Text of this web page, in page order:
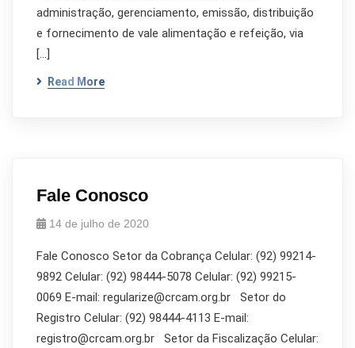
administração, gerenciamento, emissão, distribuição
e fornecimento de vale alimentação e refeição, via
[…]
Read More
Fale Conosco
14 de julho de 2020
Fale Conosco Setor da Cobrança Celular: (92) 99214-
9892 Celular: (92) 98444-5078 Celular: (92) 99215-
0069 E-mail: regularize@crcam.org.br Setor do
Registro Celular: (92) 98444-4113 E-mail:
registro@crcam.org.br Setor da Fiscalização Celular: